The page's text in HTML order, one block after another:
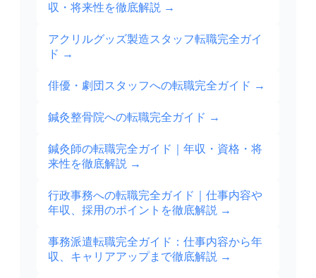
収・将来性を徹底解説 →
アクリルグッズ製造スタッフ転職完全ガイ
ド →
俳優・劇団スタッフへの転職完全ガイド →
鍼灸整骨院への転職完全ガイド →
鍼灸師の転職完全ガイド｜年収・資格・将
来性を徹底解説 →
行政事務への転職完全ガイド｜仕事内容や
年収、採用のポイントを徹底解説 →
事務派遣転職完全ガイド：仕事内容から年
収、キャリアアップまで徹底解説 →